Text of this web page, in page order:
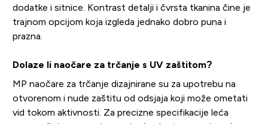
dodatke i sitnice. Kontrast detalji i čvrsta tkanina čine je
trajnom opcijom koja izgleda jednako dobro puna i
prazna.
Dolaze li naočare za trčanje s UV zaštitom?
MP naočare za trčanje dizajnirane su za upotrebu na
otvorenom i nude zaštitu od odsjaja koji može ometati
vid tokom aktivnosti. Za precizne specifikacije leća